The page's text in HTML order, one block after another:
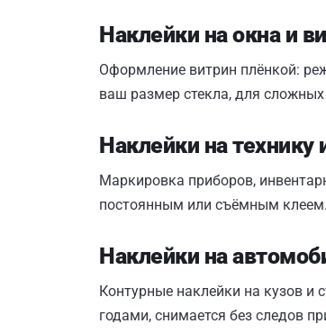
Наклейки на окна и
Оформление витрин плёнкой:
ваш размер стекла, для
Наклейки на технику
Маркировка приборов,
постоянным или съёмным
Наклейки на
Контурные наклейки на кузов и
годами, снимается без следов